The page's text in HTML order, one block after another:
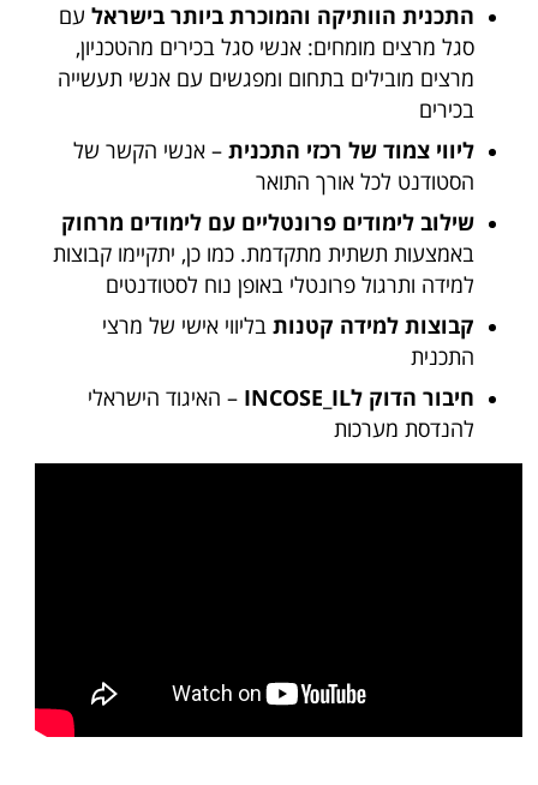
התכנית הוותיקה והמוכרת ביותר בישראל עם
סגל מרצים מומחים: אנשי סגל בכירים מהטכניון,
מרצים מובילים בתחום ומפגשים עם אנשי תעשייה
בכירים
ליווי צמוד של רכזי התכנית – אנשי הקשר של
הסטודנט לכל אורך התואר
שילוב לימודים פרונטליים עם לימודים מרחוק
באמצעות תשתית מתקדמת. כמו כן, יתקיימו קבוצות
למידה ותרגול פרונטלי באופן נוח לסטודנטים
קבוצות למידה קטנות בליווי אישי של מרצי
התכנית
חיבור הדוק לINCOSE_IL
– האיגוד הישראלי
להנדסת מערכות